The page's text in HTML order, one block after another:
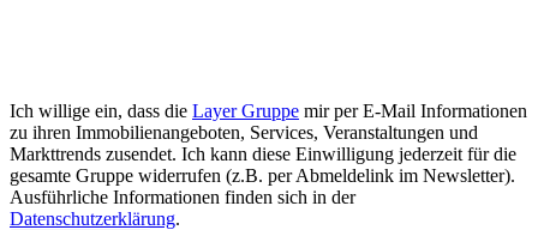
Ich willige ein, dass die Layer Gruppe mir per E-Mail Informationen
zu ihren Immobilienangeboten, Services, Veranstaltungen und
Markttrends zusendet. Ich kann diese Einwilligung jederzeit für die
gesamte Gruppe widerrufen (z.B. per Abmeldelink im Newsletter).
Ausführliche Informationen finden sich in der
Datenschutzerklärung.